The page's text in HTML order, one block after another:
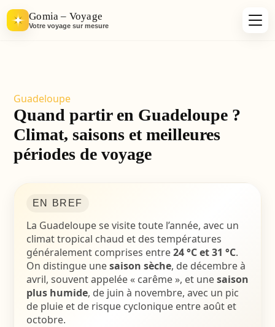
Gomia – Voyage
Votre voyage sur mesure
Guadeloupe
Quand partir en Guadeloupe ?
Climat, saisons et meilleures
périodes de voyage
EN BREF
La Guadeloupe se visite toute l’année, avec un
climat tropical chaud et des températures
généralement comprises entre24 °C et 31 °C.
On distingue unesaison sèche, de décembre à
avril, souvent appelée « carême », et unesaison
plus humide, de juin à novembre, avec un pic
de pluie et de risque cyclonique entre août et
octobre.